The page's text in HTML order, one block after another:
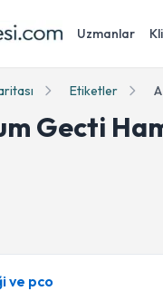
Uzmanlar
Etiketler
Gecti
ve pco